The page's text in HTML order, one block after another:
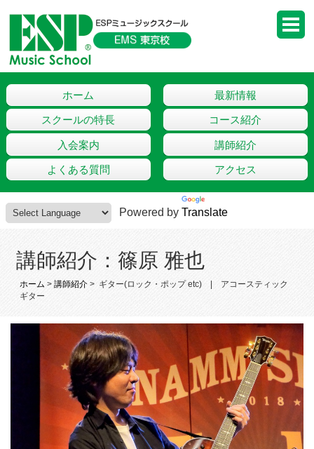
ホーム 最新情報
スクールの特長 コース紹介
入会案内 講師紹介
よくある質問 アクセス
Powered by Translate
講師紹介：篠原 雅也
ホーム >講師紹介 > ギター(ロック・ポップ etc)
アコースティック
ギター